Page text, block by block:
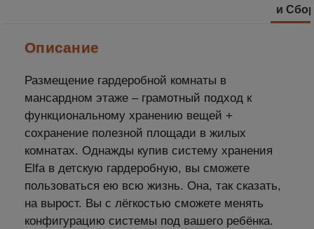
и
Описание
Размещение гардеробной комнаты в
мансардном этаже – грамотный подход к
функциональному хранению вещей +
сохранение полезной площади в жилых
комнатах. Однажды купив систему хранения
Elfa в детскую гардеробную, вы сможете
пользоваться ею всю жизнь. Она, так сказать,
на вырост. Вы с лёгкостью сможете менять
конфигурацию системы под вашего ребёнка.